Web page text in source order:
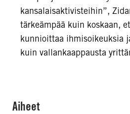
kansalaisaktivisteihin”,
tärkeämpää kuin koskaan,
kunnioittaa ihmisoikeuksia
kuin vallankaappausta
Aiheet